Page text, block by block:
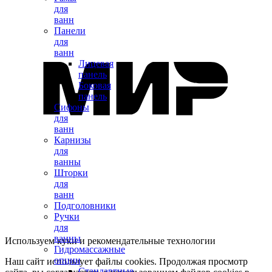
для
ванн
Панели
для
ванн
Лицевая
панель
Боковая
панель
Сифоны
для
ванн
Карнизы
для
ванны
Шторки
для
ванн
Подголовники
Ручки
для
ванны
Гидромассажные
опции
Используем куки и рекомендательные технологии
Наш сайт использует файлы cookies. Продолжая просмотр